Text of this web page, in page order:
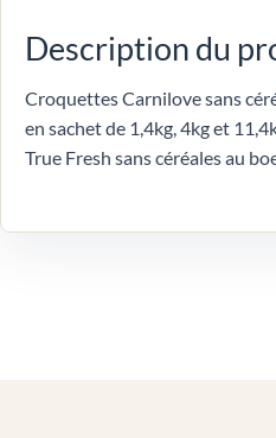
Description du
Croquettes Carnilove sans
en sachet de 1,4kg, 4kg et
True Fresh sans céréales au